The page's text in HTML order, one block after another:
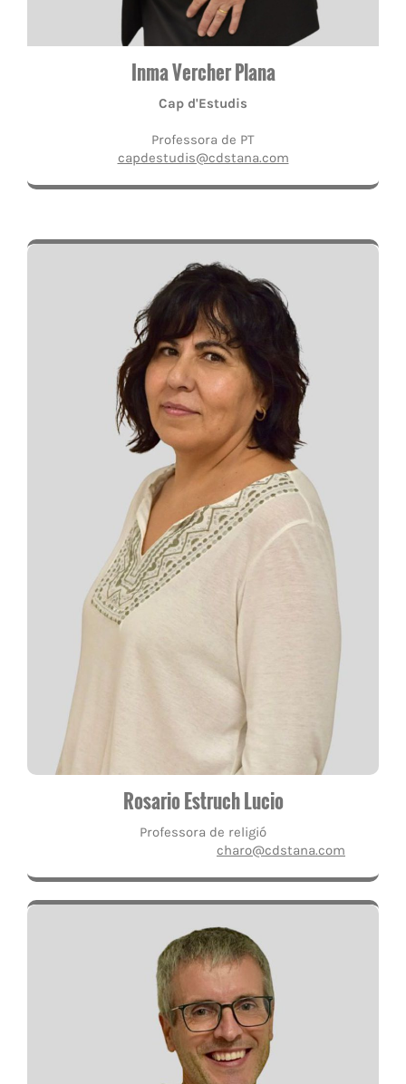
Inma Vercher Plana
Cap d'Estudis
Professora de PT
capdestudis@cdstana.com
Rosario Estruch Lucio
Professora de religió
charo@cdstana.com